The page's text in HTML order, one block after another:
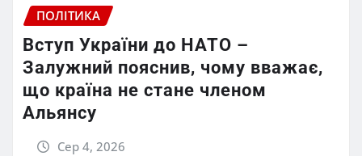
ПОЛІТИКА
Вступ України до НАТО –
Залужний пояснив, чому вважає,
що країна не стане членом
Альянсу
Сер 4, 2026